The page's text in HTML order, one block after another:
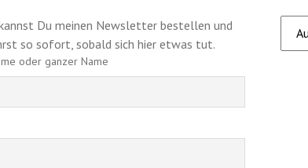
Du meinen Newsletter bestellen und
so sofort, sobald sich hier etwas tut.
oder ganzer Name